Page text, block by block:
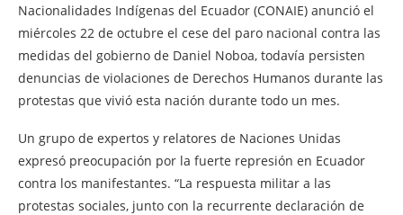
Nacionalidades Indígenas del Ecuador (CONAIE) anunció el
miércoles 22 de octubre el cese del paro nacional contra las
medidas del gobierno de Daniel Noboa, todavía persisten
denuncias de violaciones de Derechos Humanos durante las
protestas que vivió esta nación durante todo un mes.
Un grupo de expertos y relatores de Naciones Unidas
expresó preocupación por la fuerte represión en Ecuador
contra los manifestantes. “La respuesta militar a las
protestas sociales, junto con la recurrente declaración de